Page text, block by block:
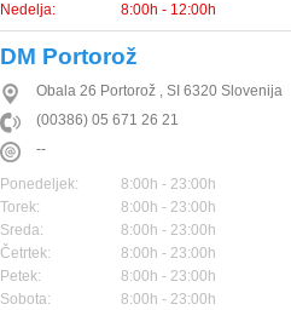
Nedelja:
8:00h - 12:00h
DM Portorož
Obala 26 Portorož , SI 6320 Slovenija
(00386) 05 671 26 21
--
Ponedeljek:
8:00h - 23:00h
Torek:
8:00h - 23:00h
Sreda:
8:00h - 23:00h
Četrtek:
8:00h - 23:00h
Petek:
8:00h - 23:00h
Sobota:
8:00h - 23:00h